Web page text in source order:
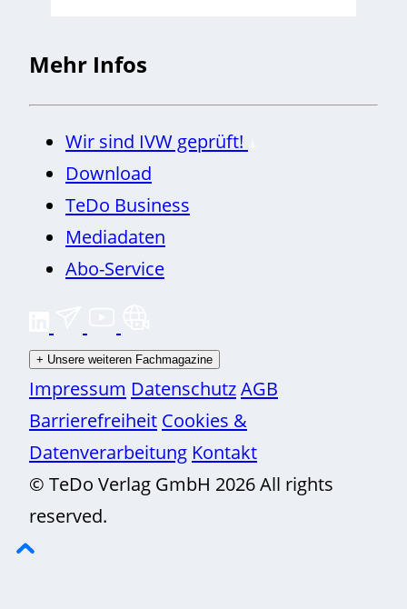
Mehr Infos
Wir sind IVW geprüft!
Download
TeDo Business
Mediadaten
Abo-Service
+ Unsere weiteren Fachmagazine
Impressum DatenschutzAGB
Barrierefreiheit Cookies &
Datenverarbeitung Kontakt
© TeDo Verlag GmbH 2026 All rights
reserved.